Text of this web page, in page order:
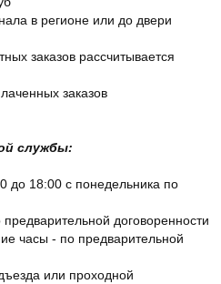
в регионе или до двери
заказов рассчитывается
заказов
службы:
до 18:00 с понедельника по
договоренности
часы - по предварительной
или проходной